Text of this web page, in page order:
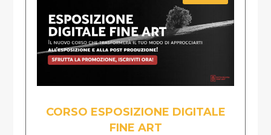
CORSO ESPOSIZIONE DIGITALE
FINE ART